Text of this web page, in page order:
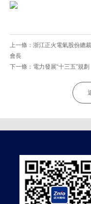
上一條： 浙江正火電氣股份總
會長
下一條： 電力發展“十三五”規